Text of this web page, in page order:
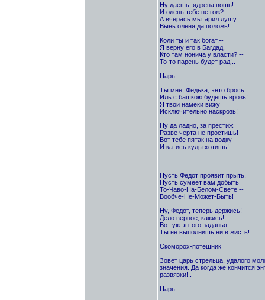
Ну даешь, ядрена вошь!
И олень тебе не гож?
А вчерась мытарил душу:
Вынь оленя да положь!..
Коли ты и так богат,--
Я верну его в Багдад.
Кто там нонича у власти? --
То-то парень будет рад!..
Царь
Ты мне, Федька, энто брось
Иль с башкою будешь врозь!
Я твои намеки вижу
Исключительно наскрозь!
Ну да ладно, за престиж
Разве черта не простишь!
Вот тебе пятак на водку
И катись куды хотишь!..
Пусть Федот проявит прыть,
Пусть сумеет вам добыть
То-Чаво-На-Белом-Свете --
Вообче-Не-Может-Быть!
Ну, Федот, теперь держись!
Дело верное, кажись!
Вот уж энтого заданья
Ты не выполнишь ни в жисть!..
Скоморох-потешник
Зовет царь стрельца, удалого
значения. Да когда же кончится
развязки!..
Царь